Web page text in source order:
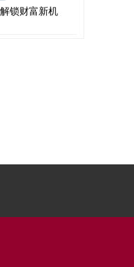
锁财富新机